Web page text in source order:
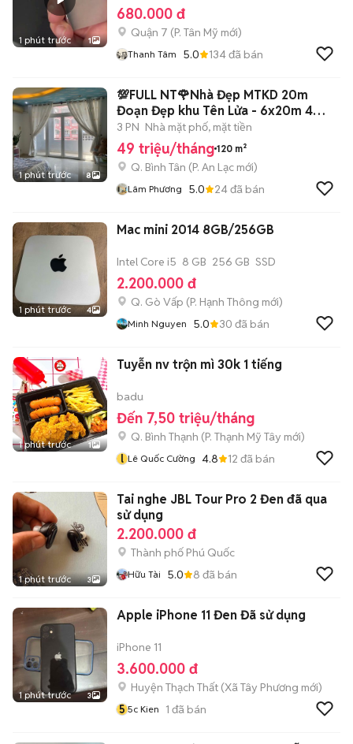
1 phút trước 1
680.000 đ
Quận 7 (P. Tân Mỹ mới)
Thanh Tâm 5.0 134đã bán
1 phút trước 8
💯FULL NT🌹Nhà Đẹp MTKD 20m
Đoạn Đẹp khu Tên Lửa - 6x20m 4
tầng 3PN 5WC
3 PN Nhà mặt phố, mặt tiền
49 triệu/tháng 120 m²
Q. Bình Tân (P. An Lạc mới)
Lâm Phương 5.0 24đã bán
1 phút trước 4
Mac mini 2014 8GB/256GB
Intel Core i5 8 GB 256 GB SSD
2.200.000 đ
Q. Gò Vấp (P. Hạnh Thông mới)
Minh Nguyen 5.0 30 đã bán
1 phút trước 1
Tuyễn nv trộn mì 30k 1 tiếng
badu
Đến 7,50 triệu/tháng
Q. Bình Thạnh (P. Thạnh Mỹ Tây mới)
l Lê Quốc Cường 4.8 12 đã bán
1 phút trước 3
Tai nghe JBL Tour Pro 2 Đen đã qua
sử dụng
2.200.000 đ
Thành phố Phú Quốc
Hữu Tài 5.0 8 đã bán
1 phút trước 3
Apple iPhone 11 Đen Đã sử dụng
iPhone 11
3.600.000 đ
Huyện Thạch Thất (Xã Tây Phương mới)
5 5c Kien 1 đã bán